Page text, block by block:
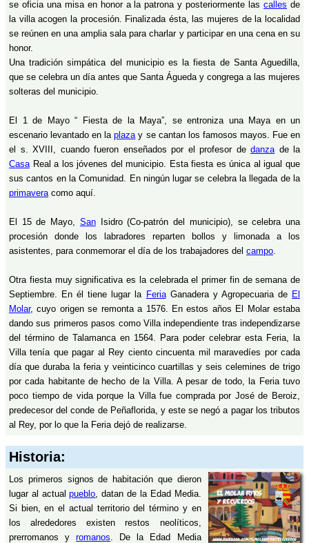
se oficia una misa en honor a la patrona y posteriormente lascalles de
la villa acogen la procesión. Finalizada ésta, las mujeres de la localidad
se reúnen en una amplia sala para charlar y participar en una cena en su
honor.
Una tradición simpática del municipio es la fiesta de Santa Aguedilla,
que se celebra un día antes que Santa Águeda y congrega a las mujeres
solteras del municipio.
El 1 de Mayo “ Fiesta de la Maya”, se entroniza una Maya en un
escenario levantado en laplazay se cantan los famosos mayos. Fue en
el s. XVIII, cuando fueron enseñados por el profesor de danzade la
CasaReal a los jóvenes del municipio. Esta fiesta es única al igual que
sus cantos en la Comunidad. En ningún lugar se celebra la llegada de la
primaveracomo aquí.
El 15 de Mayo, SanIsidro (Co-patrón del municipio), se celebra una
procesión donde los labradores reparten bollos y limonada a los
asistentes, para conmemorar el día de los trabajadores del campo.
Otra fiesta muy significativa es la celebrada el primer fin de semana de
Septiembre. En él tiene lugar la FeriaGanadera y Agropecuaria de El
Molar, cuyo origen se remonta a 1576. En estos años El Molar estaba
dando sus primeros pasos como Villa independiente tras independizarse
del término de Talamanca en 1564. Para poder celebrar esta Feria, la
Villa tenía que pagar al Rey ciento cincuenta mil maravedíes por cada
día que duraba la feria y veinticinco cuartillas y seis celemines de trigo
por cada habitante de hecho de la Villa. A pesar de todo, la Feria tuvo
poco tiempo de vida porque la Villa fue comprada por José de Beroiz,
predecesor del conde de Peñaflorida, y este se negó a pagar los tributos
al Rey, por lo que la Feria dejó de realizarse.
Historia:
Los primeros signos de habitación que dieron
lugar al actualpueblo, datan de la Edad Media.
Si bien, en el actual territorio del término y en
los alrededores existen restos neolíticos,
prerromanos yromanos. De la Edad Media